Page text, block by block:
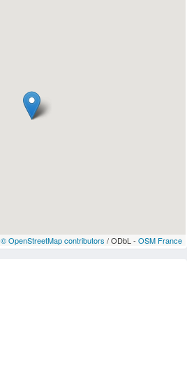
© OpenStreetMap contributors / ODbL - OSM France